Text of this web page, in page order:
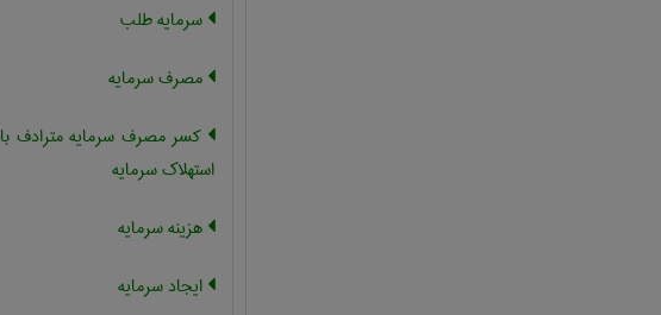
سرمایه طلب
مصرف سرمایه
کسر مصرف سرمایه مترادف با
استهلاک سرمایه
هزینه سرمایه
ایجاد سرمایه